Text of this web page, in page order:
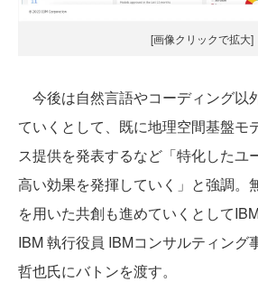
[画像クリックで拡大]
今後は自然言語やコーディング以
ていくとして、既に地理空間基盤モ
ス提供を発表するなど「特化したユ
高い効果を発揮していく」と強調。
を用いた共創も進めていくとして
IBM 執行役員 IBMコンサルティング
哲也氏にバトンを渡す。